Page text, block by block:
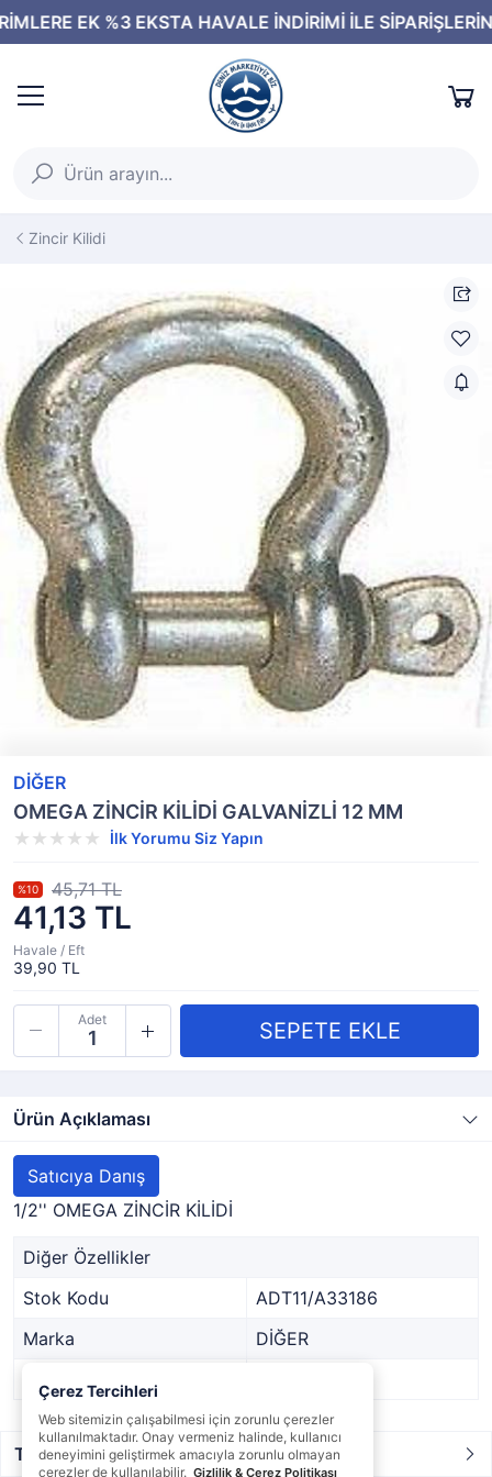
Zincir Kilidi
DİĞER
OMEGA ZİNCİR KİLİDİ GALVANİZLİ 12 MM
İlk Yorumu Siz Yapın
41,13 TL
%10 45,71 TL
Havale / Eft
39,90 TL
Adet
Ürün Açıklaması
Satıcıya Danış
1/2'' OMEGA ZİNCİR KİLİDİ
Diğer Özellikler
Stok Kodu
ADT11/A33186
Marka
DİĞER
Stok Durumu
Taksit / Ödeme Seçenekleri
Çerez Tercihleri
Web sitemizin çalışabilmesi için zorunlu çerezler
kullanılmaktadır. Onay vermeniz halinde, kullanıcı
deneyimini geliştirmek amacıyla zorunlu olmayan
çerezler de kullanılabilir. Gizlilik & Çerez Politikası